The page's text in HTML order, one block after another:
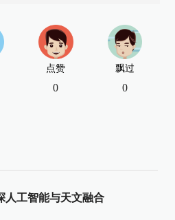
点赞
0
飘过
0
人工智能与天文融合